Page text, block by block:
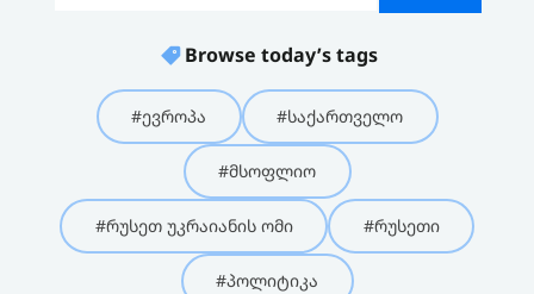
Browse today’s tags
#ევროპა #საქართველო
#მსოფლიო
#რუსეთ უკრაიანის ომი #რუსეთი
#პოლიტიკა